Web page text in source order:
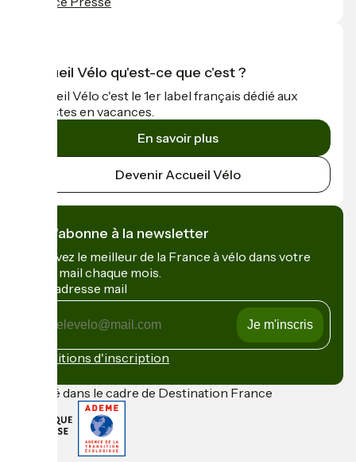
Accueil Vélo qu'est-ce que c'est ?
Accueil Vélo c'est le 1er label français dédié aux
cyclistes en vacances.
En savoir plus
Devenir Accueil Vélo
Je m'abonne à la newsletter
Recevez le meilleur de la France à vélo dans votre
boîte mail chaque mois.
Mon adresse mail
Mon
adresse
Conditions d'inscription
Financé dans le cadre de Destination France